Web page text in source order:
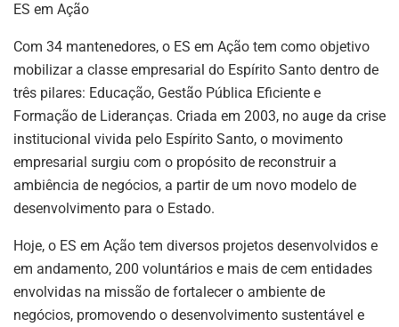
ES em Ação
Com 34 mantenedores, o ES em Ação tem como objetivo
mobilizar a classe empresarial do Espírito Santo dentro de
três pilares: Educação, Gestão Pública Eficiente e
Formação de Lideranças. Criada em 2003, no auge da crise
institucional vivida pelo Espírito Santo, o movimento
empresarial surgiu com o propósito de reconstruir a
ambiência de negócios, a partir de um novo modelo de
desenvolvimento para o Estado.
Hoje, o ES em Ação tem diversos projetos desenvolvidos e
em andamento, 200 voluntários e mais de cem entidades
envolvidas na missão de fortalecer o ambiente de
negócios, promovendo o desenvolvimento sustentável e